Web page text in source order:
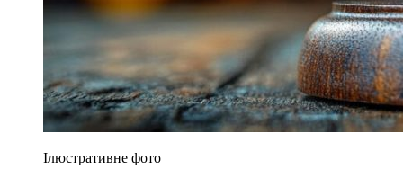
Ілюстративне фото